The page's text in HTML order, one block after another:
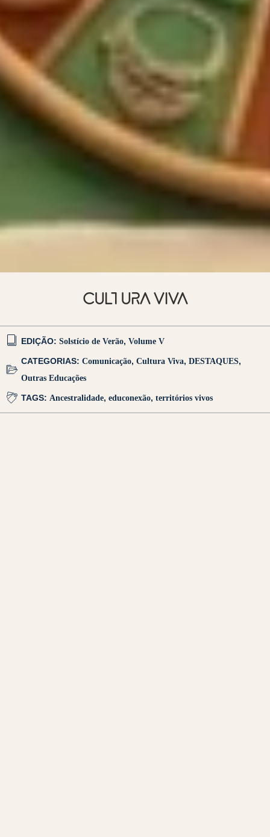
CULTURA VIVA
EDIÇÃO: Solstício de Verão, Volume V
CATEGORIAS: Comunicação, Cultura Viva, DESTAQUES,
Outras Educações
TAGS: Ancestralidade, educonexão, territórios vivos